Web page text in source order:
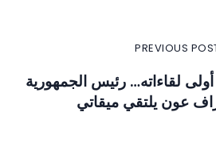
PREVIOUS
لقاءاته… رئيس الجمهورية
عون يلتقي ميقاتي